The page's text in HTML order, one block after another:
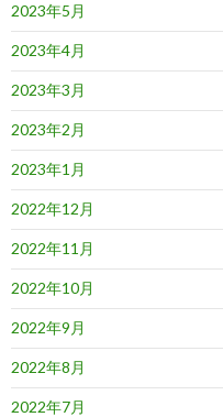
2023年5月
2023年4月
2023年3月
2023年2月
2023年1月
2022年12月
2022年11月
2022年10月
2022年9月
2022年8月
2022年7月